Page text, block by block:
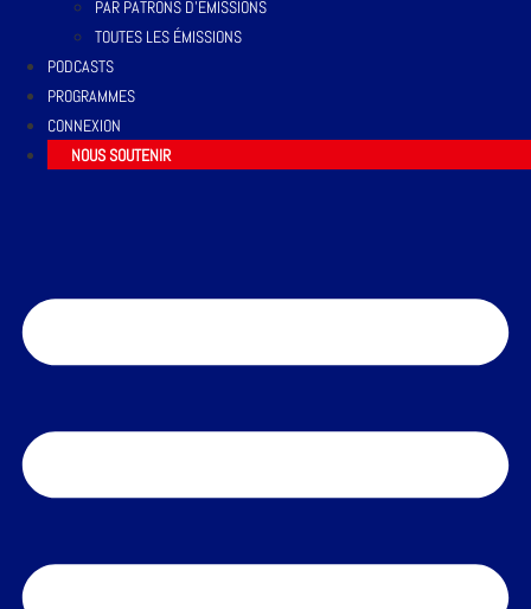
PAR PATRONS D’ÉMISSIONS
TOUTES LES ÉMISSIONS
PODCASTS
PROGRAMMES
CONNEXION
NOUS SOUTENIR